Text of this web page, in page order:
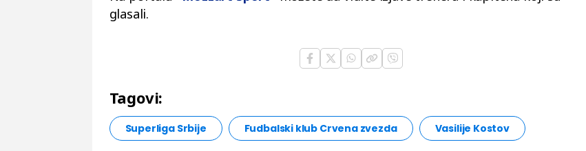
glasali.
Tagovi:
Superliga Srbije Fudbalski klub Crvena zvezda Vasilije Kostov